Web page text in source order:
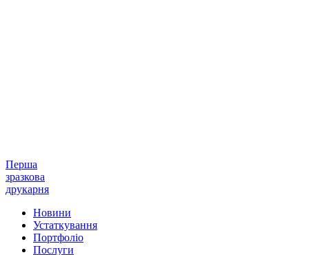
Перша
зразкова
друкарня
Новини
Устаткування
Портфоліо
Послуги